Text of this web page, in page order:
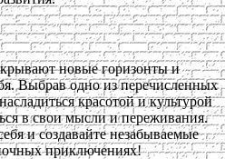
новые горизонты и
Выбрав одно из перечисленных
красотой и культурой
в свои мысли и переживания.
и создавайте незабываемые
приключениях!